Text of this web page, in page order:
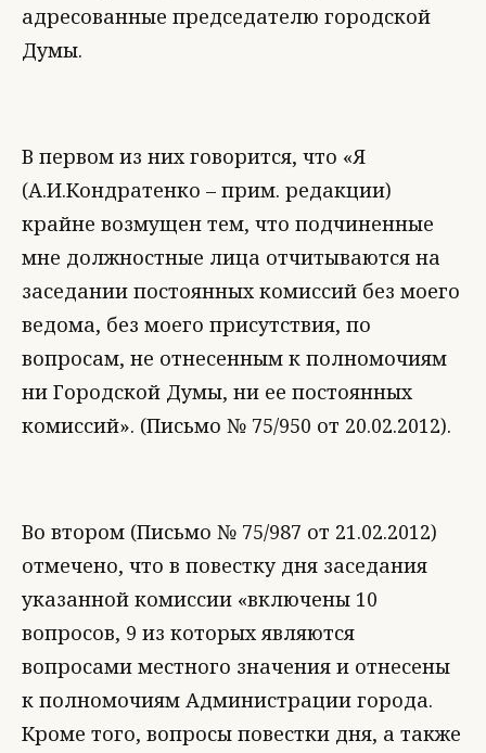
адресованные председателю городской
Думы.
В первом из них говорится, что «Я
(А.И.Кондратенко – прим. редакции)
крайне возмущен тем, что подчиненные
мне должностные лица отчитываются на
заседании постоянных комиссий без моего
ведома, без моего присутствия, по
вопросам, не отнесенным к полномочиям
ни Городской Думы, ни ее постоянных
комиссий». (Письмо № 75/950 от 20.02.2012).
Во втором (Письмо № 75/987 от 21.02.2012)
отмечено, что в повестку дня заседания
указанной комиссии «включены 10
вопросов, 9 из которых являются
вопросами местного значения и отнесены
к полномочиям Администрации города.
Кроме того, вопросы повестки дня, а также